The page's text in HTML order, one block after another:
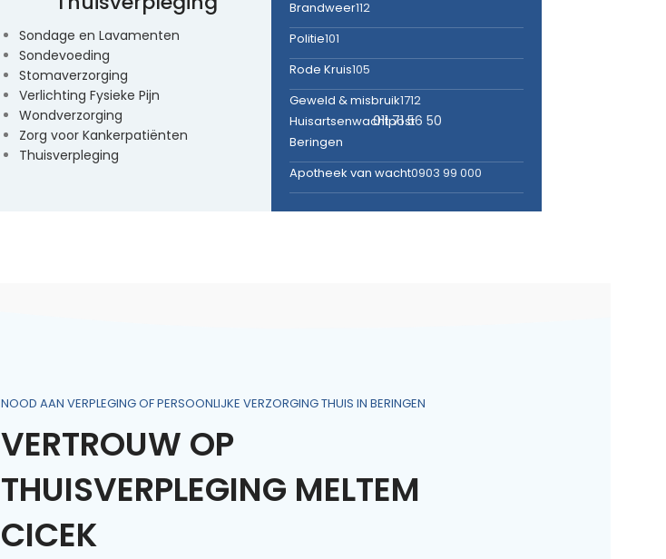
Sondage en Lavamenten
Sondevoeding
Stomaverzorging
Verlichting Fysieke Pijn
Wondverzorging
Zorg voor Kankerpatiënten
Thuisverpleging
Brandweer112
Politie101
Rode Kruis105
Geweld & misbruik1712
Huisartsenwachtpost
Beringen
011 71 56 50
Apotheek van wacht0903 99 000
NOOD AAN VERPLEGING OF PERSOONLIJKE VERZORGING THUIS IN BERINGEN
VERTROUW OP
THUISVERPLEGING MELTEM
CICEK